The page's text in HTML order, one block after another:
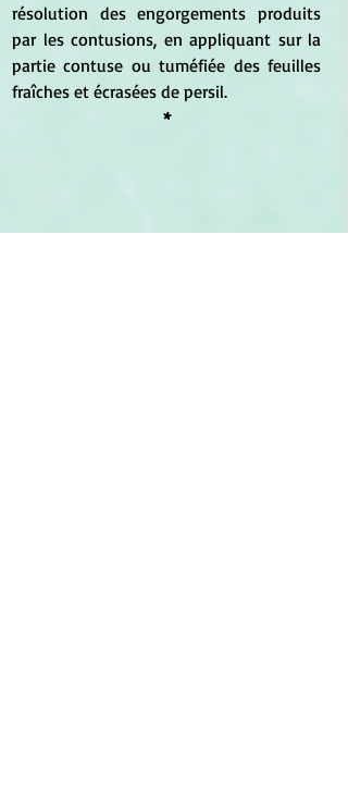
résolution des engorgements produits
par les contusions, en appliquant sur la
partie contuse ou tuméfiée des feuilles
fraîches et écrasées de persil.
*